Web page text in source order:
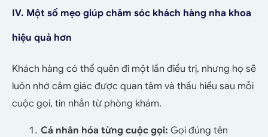
IV. Một số mẹo giúp chăm sóc khách hàng nha khoa
hiệu quả hơn
Khách hàng có thể quên đi một lần điều trị, nhưng họ sẽ
luôn nhớ cảm giác được quan tâm và thấu hiểu sau mỗi
cuộc gọi, tin nhắn từ phòng khám.
Cá nhân hóa từng cuộc gọi: Gọi đúng tên